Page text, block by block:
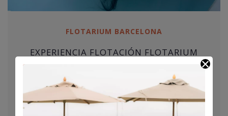
FLOTARIUM BARCELONA
EXPERIENCIA FLOTACIÓN FLOTARIUM
precios:
desde
Barcelona